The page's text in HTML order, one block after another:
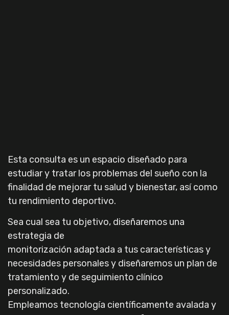
Esta consulta es un espacio diseñado para
estudiar y tratar los problemas del sueño con la
finalidad de mejorar tu salud y bienestar, así como
tu rendimiento deportivo.
Sea cual sea tu objetivo, diseñaremos una
estrategia de
monitorización adaptada a tus características y
necesidades personales y diseñaremos un plan de
tratamiento y de seguimiento clínico
personalizado.
Empleamos tecnología científicamente avalada y